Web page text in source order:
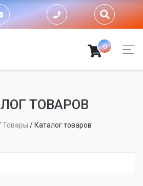
0
ТОВАРОВ
Товары / Каталог товаров